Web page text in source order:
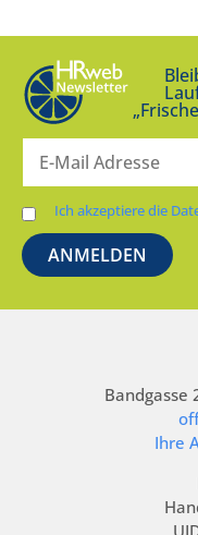
Ich akzeptiere die
Bandgasse
Ihre